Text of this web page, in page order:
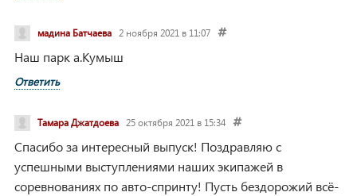
мадина Батчаева 2 ноября 2021 в 11:07
Наш парк а.Кумыш
Ответить
Тамара Джатдоева 25 октября 2021 в 15:34
Спасибо за интересный выпуск! Поздравляю с
успешными выступлениями наших экипажей в
соревнованиях по авто-спринту! Пусть бездорожий всё-